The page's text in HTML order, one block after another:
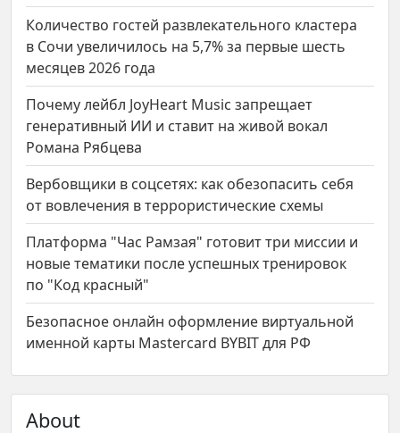
Количество гостей развлекательного кластера
в Сочи увеличилось на 5,7% за первые шесть
месяцев 2026 года
Почему лейбл JoyHeart Music запрещает
генеративный ИИ и ставит на живой вокал
Романа Рябцева
Вербовщики в соцсетях: как обезопасить себя
от вовлечения в террористические схемы
Платформа "Час Рамзая" готовит три миссии и
новые тематики после успешных тренировок
по "Код красный"
Безопасное онлайн оформление виртуальной
именной карты Mastercard BYBIT для РФ
About